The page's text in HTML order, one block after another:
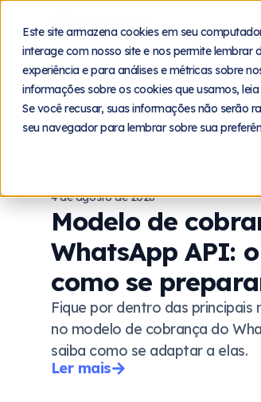
Este site armazena cookies em seu
interage com nosso site e nos permite lembrar
experiência e para análises e métricas sobre
informações sobre os cookies que usamos,
Se você recusar, suas informações não serão
seu navegador para lembrar sobre sua
Blog
4 de agosto de 2026
Modelo de
WhatsApp API:
como se
Fique por dentro das
no modelo de cobrança do
saiba como se adaptar a elas.
Ler mais